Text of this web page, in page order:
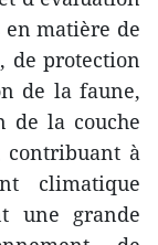
matière de
de protection
de la faune,
de la couche
contribuant à
climatique
une grande